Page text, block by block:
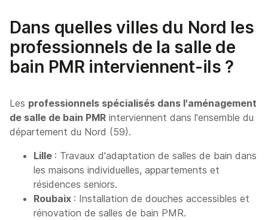
Dans quelles villes du Nord les
professionnels de la salle de
bain PMR interviennent-ils ?
Les professionnels spécialisés dans l'aménagement
de salle de bain PMR interviennent dans l'ensemble du
département du Nord (59).
Lille : Travaux d'adaptation de salles de bain dans
les maisons individuelles, appartements et
résidences seniors.
Roubaix : Installation de douches accessibles et
rénovation de salles de bain PMR.